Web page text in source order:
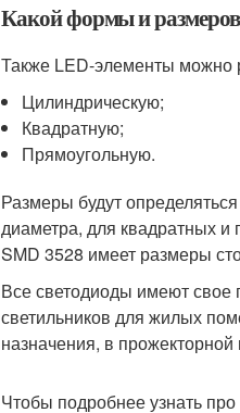
Какой формы и
Также LED-элементы можно
Цилиндрическую;
Квадратную;
Прямоугольную.
Размеры будут
диаметра, для квадратных
SMD 3528 имеет размеры
Все светодиоды имеют свое
светильников для жилых
назначения, в прожекторной
Чтобы подробнее узнать про